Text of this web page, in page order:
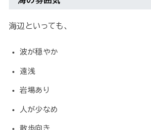
海辺といっても、
波が穏やか
遠浅
岩場あり
人が少なめ
散歩向き